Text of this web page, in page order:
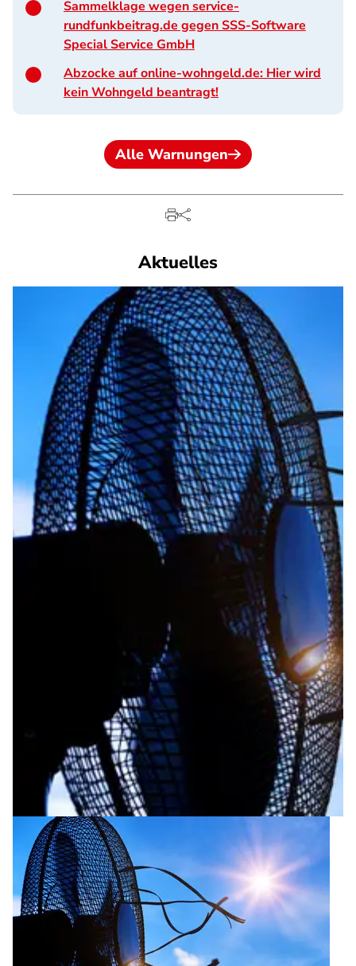
Sammelklage wegen service-
rundfunkbeitrag.de gegen SSS-Software
Special Service GmbH
Abzocke auf online-wohngeld.de: Hier wird
kein Wohngeld beantragt!
Alle Warnungen
Aktuelles